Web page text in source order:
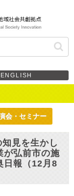
ENGLISH
会・セミナー
見を生かし
が弘前市の施
日報（12月8